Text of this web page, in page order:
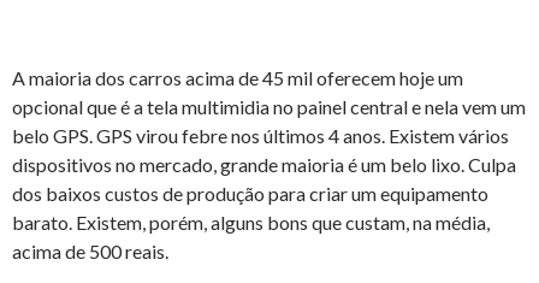
A maioria dos carros acima de 45 mil oferecem hoje um
opcional que é a tela multimidia no painel central e nela vem um
belo GPS. GPS virou febre nos últimos 4 anos. Existem vários
dispositivos no mercado, grande maioria é um belo lixo. Culpa
dos baixos custos de produção para criar um equipamento
barato. Existem, porém, alguns bons que custam, na média,
acima de 500 reais.